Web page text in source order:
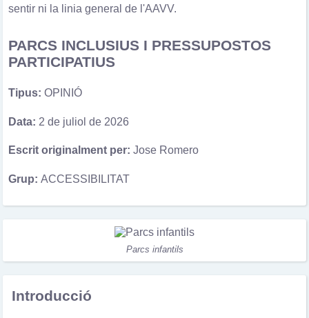
sentir ni la linia general de l'AAVV.
PARCS INCLUSIUS I PRESSUPOSTOS
PARTICIPATIUS
Tipus: OPINIÓ
Data: 2 de juliol de 2026
Escrit originalment per: Jose Romero
Grup: ACCESSIBILITAT
Parcs infantils
Introducció